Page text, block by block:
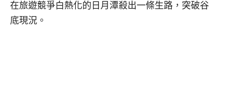
在旅遊競爭白熱化的日月潭殺出一條生路，突破谷
底現況。